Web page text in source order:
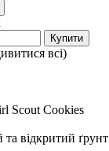
Купити
всі)
Scout Cookies
та відкритий ґрунт